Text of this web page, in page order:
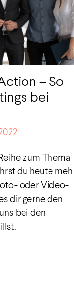
– So
bei
zum Thema
du heute
oder Video-
dir gerne den
bei den